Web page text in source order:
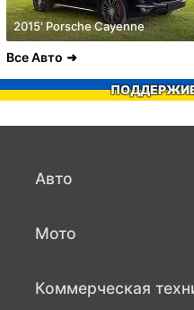
2015' Porsche Cayenne
Все Авто
Авто
Мото
Коммерческая